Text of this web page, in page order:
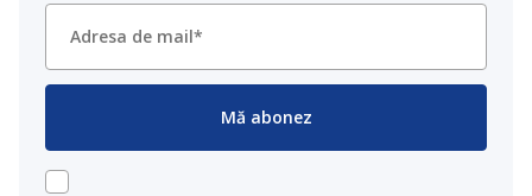
Mă abonez